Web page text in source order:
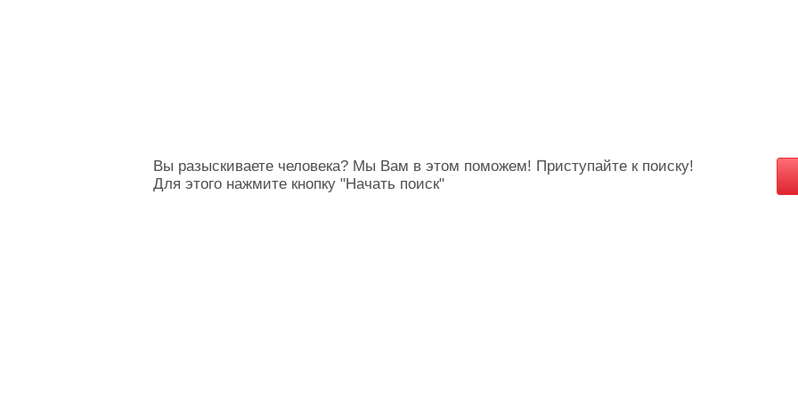
Вы разыскиваете человека? Мы Вам в этом поможем! Приступайте к поиску!
Для этого нажмите кнопку "Начать поиск"